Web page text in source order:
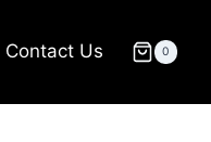
Contact Us 0